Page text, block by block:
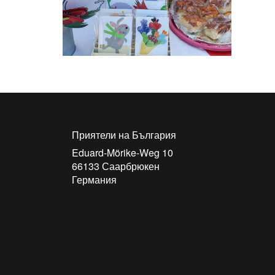
Приятели на България
Eduard-Mörike-Weg 10
66133 Саарбрюкен
Германия